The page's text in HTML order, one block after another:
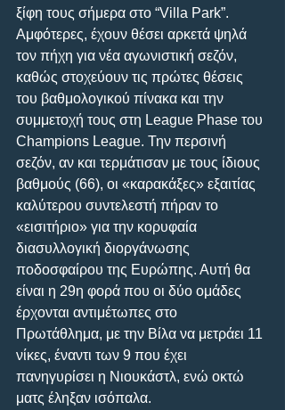
ξίφη τους σήμερα στο “Villa Park”.
Αμφότερες, έχουν θέσει αρκετά ψηλά
τον πήχη για νέα αγωνιστική σεζόν,
καθώς στοχεύουν τις πρώτες θέσεις
του βαθμολογικού πίνακα και την
συμμετοχή τους στη League Phase του
Champions League. Την περσινή
σεζόν, αν και τερμάτισαν με τους ίδιους
βαθμούς (66), οι «καρακάξες» εξαιτίας
καλύτερου συντελεστή πήραν το
«εισιτήριο» για την κορυφαία
διασυλλογική διοργάνωσης
ποδοσφαίρου της Ευρώπης. Αυτή θα
είναι η 29η φορά που οι δύο ομάδες
έρχονται αντιμέτωπες στο
Πρωτάθλημα, με την Βίλα να μετράει 11
νίκες, έναντι των 9 που έχει
πανηγυρίσει η Νιουκάστλ, ενώ οκτώ
ματς έληξαν ισόπαλα.